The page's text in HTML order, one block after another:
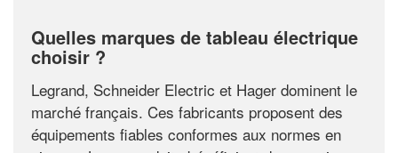
Quelles marques de tableau électrique
choisir ?
Legrand, Schneider Electric et Hager dominent le
marché français. Ces fabricants proposent des
équipements fiables conformes aux normes en